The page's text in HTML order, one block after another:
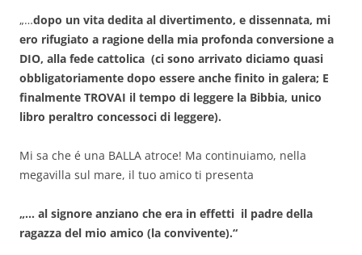
„…dopo un vita dedita al divertimento, e dissennata, mi
ero rifugiato a ragione della mia profonda conversione a
DIO, alla fede cattolica (ci sono arrivato diciamo quasi
obbligatoriamente dopo essere anche finito in galera; E
finalmente TROVAI il tempo di leggere la Bibbia, unico
libro peraltro concessoci di leggere).
Mi sa che é una BALLA atroce! Ma continuiamo, nella
megavilla sul mare, il tuo amico ti presenta
„… al signore anziano che era in effetti il padre della
ragazza del mio amico (la convivente).“